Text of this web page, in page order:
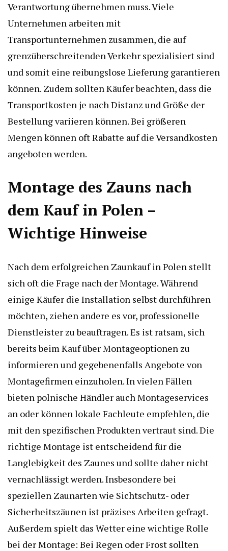
Verantwortung übernehmen muss. Viele
Unternehmen arbeiten mit
Transportunternehmen zusammen, die auf
grenzüberschreitenden Verkehr spezialisiert sind
und somit eine reibungslose Lieferung garantieren
können. Zudem sollten Käufer beachten, dass die
Transportkosten je nach Distanz und Größe der
Bestellung variieren können. Bei größeren
Mengen können oft Rabatte auf die Versandkosten
angeboten werden.
Montage des Zauns nach
dem Kauf in Polen –
Wichtige Hinweise
Nach dem erfolgreichen Zaunkauf in Polen stellt
sich oft die Frage nach der Montage. Während
einige Käufer die Installation selbst durchführen
möchten, ziehen andere es vor, professionelle
Dienstleister zu beauftragen. Es ist ratsam, sich
bereits beim Kauf über Montageoptionen zu
informieren und gegebenenfalls Angebote von
Montagefirmen einzuholen. In vielen Fällen
bieten polnische Händler auch Montageservices
an oder können lokale Fachleute empfehlen, die
mit den spezifischen Produkten vertraut sind. Die
richtige Montage ist entscheidend für die
Langlebigkeit des Zaunes und sollte daher nicht
vernachlässigt werden. Insbesondere bei
speziellen Zaunarten wie Sichtschutz- oder
Sicherheitszäunen ist präzises Arbeiten gefragt.
Außerdem spielt das Wetter eine wichtige Rolle
bei der Montage: Bei Regen oder Frost sollten